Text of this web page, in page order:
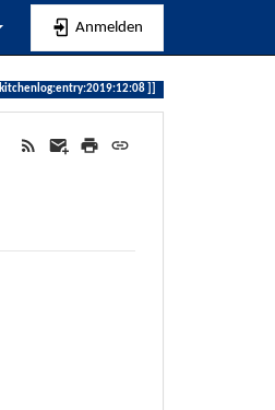
Anmelden
kitchenlog:entry:2019:12:08